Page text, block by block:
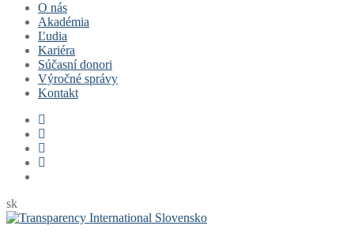
O nás
Akadémia
Ľudia
Kariéra
Súčasní donori
Výročné správy
Kontakt
sk